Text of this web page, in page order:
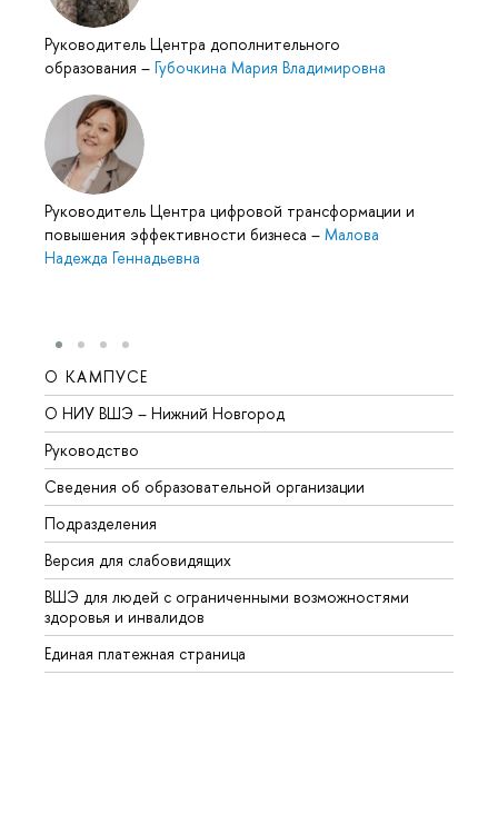
Руководитель Центра дополнительного
образования – Губочкина Мария Владимировна
Руководитель Центра цифровой трансформации и
повышения эффективности бизнеса – Малова
Надежда Геннадьевна
О КАМПУСЕ
О НИУ ВШЭ – Нижний Новгород
Руководство
Сведения об образовательной организации
Подразделения
Версия для слабовидящих
ВШЭ для людей с ограниченными возможностями
здоровья и инвалидов
Единая платежная страница